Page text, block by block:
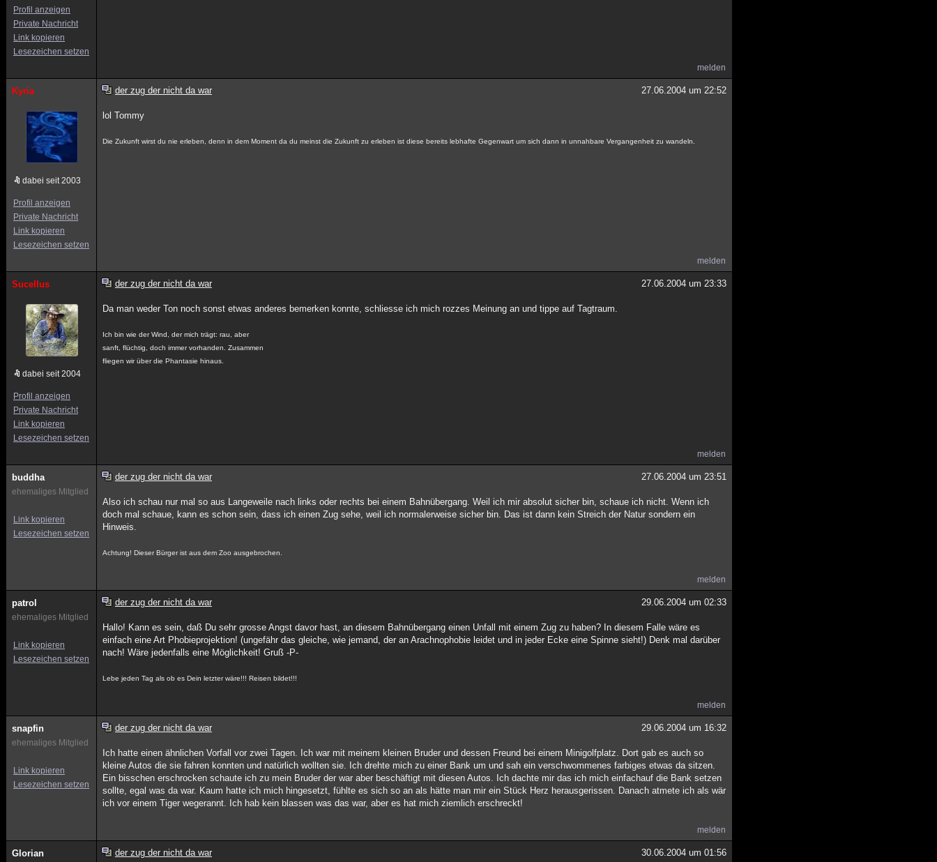
Profil anzeigen
Private Nachricht
Link kopieren
Lesezeichen setzen
melden
Kyria
dabei seit 2003
Profil anzeigen
Private Nachricht
Link kopieren
Lesezeichen setzen
der zug der nicht da war 27.06.2004 um 22:52
lol Tommy
Die Zukunft wirst du nie erleben, denn in dem Moment da du meinst die Zukunft zu erleben ist diese bereits lebhafte Gegenwart um sich dann in unnahbare Vergangenheit zu wandeln.
melden
Sucellus
dabei seit 2004
Profil anzeigen
Private Nachricht
Link kopieren
Lesezeichen setzen
der zug der nicht da war 27.06.2004 um 23:33
Da man weder Ton noch sonst etwas anderes bemerken konnte, schliesse ich mich rozzes Meinung an und tippe auf Tagtraum.
Ich bin wie der Wind, der mich trägt: rau, aber
sanft, flüchtig, doch immer vorhanden. Zusammen
fliegen wir über die Phantasie hinaus.
melden
buddha
ehemaliges Mitglied
Link kopieren
Lesezeichen setzen
der zug der nicht da war 27.06.2004 um 23:51
Also ich schau nur mal so aus Langeweile nach links oder rechts bei einem Bahnübergang. Weil ich mir absolut sicher bin, schaue ich nicht. Wenn ich
doch mal schaue, kann es schon sein, dass ich einen Zug sehe, weil ich normalerweise sicher bin. Das ist dann kein Streich der Natur sondern ein
Hinweis.
Achtung! Dieser Bürger ist aus dem Zoo ausgebrochen.
melden
patrol
ehemaliges Mitglied
Link kopieren
Lesezeichen setzen
der zug der nicht da war 29.06.2004 um 02:33
Hallo! Kann es sein, daß Du sehr grosse Angst davor hast, an diesem Bahnübergang einen Unfall mit einem Zug zu haben? In diesem Falle wäre es
einfach eine Art Phobieprojektion! (ungefähr das gleiche, wie jemand, der an Arachnophobie leidet und in jeder Ecke eine Spinne sieht!) Denk mal darüber
nach! Wäre jedenfalls eine Möglichkeit! Gruß -P-
Lebe jeden Tag als ob es Dein letzter wäre!!! Reisen bildet!!!
melden
snapfin
ehemaliges Mitglied
Link kopieren
Lesezeichen setzen
der zug der nicht da war 29.06.2004 um 16:32
Ich hatte einen ähnlichen Vorfall vor zwei Tagen. Ich war mit meinem kleinen Bruder und dessen Freund bei einem Minigolfplatz. Dort gab es auch so
kleine Autos die sie fahren konnten und natürlich wollten sie. Ich drehte mich zu einer Bank um und sah ein verschwommenes farbiges etwas da sitzen.
Ein bisschen erschrocken schaute ich zu mein Bruder der war aber beschäftigt mit diesen Autos. Ich dachte mir das ich mich einfachauf die Bank setzen
sollte, egal was da war. Kaum hatte ich mich hingesetzt, fühlte es sich so an als hätte man mir ein Stück Herz herausgerissen. Danach atmete ich als wär
ich vor einem Tiger wegerannt. Ich hab kein blassen was das war, aber es hat mich ziemlich erschreckt!
melden
Glorian der zug der nicht da war 30.06.2004 um 01:56